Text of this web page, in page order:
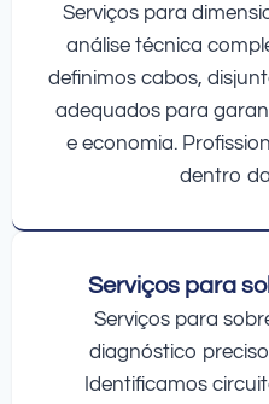
Serviços para
análise técnica
definimos cabos,
adequados para
e economia.
dentro
Serviços para
Serviços para
diagnóstico
Identificamos